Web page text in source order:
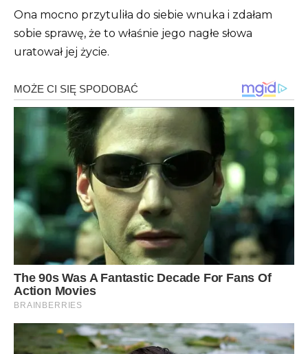
Ona mocno przytuliła do siebie wnuka i zdałam
sobie sprawę, że to właśnie jego nagłe słowa
uratował jej życie.